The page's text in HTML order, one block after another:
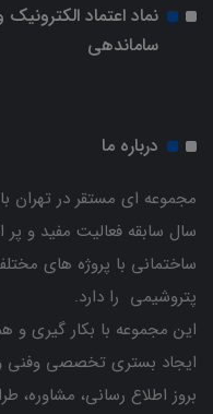
نماد اعتماد الکترونیک
ساماندهی
درباره ما
سال سابقه فعالیت مفید و
ساختمانی با پروژه های
پتروشیمی را دارد.
این مجموعه با بکار گیری و
ایجاد بستری تخصصی وفنی و
بروز اطلاع رسانی، مشاوره،